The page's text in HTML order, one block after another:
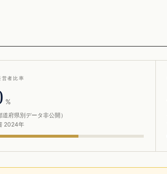
者比率
%
府県別データ非公開）
2024年